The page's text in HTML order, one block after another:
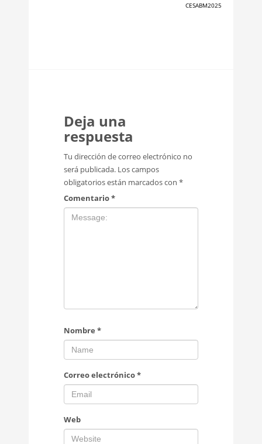
CESABM2025
Deja una
respuesta
Tu dirección de correo electrónico no
será publicada. Los campos
obligatorios están marcados con *
Comentario*
Nombre *
Correo electrónico*
Web